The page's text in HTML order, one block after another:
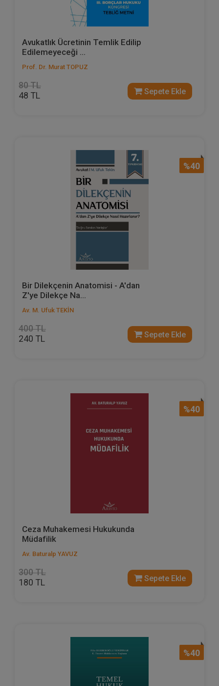
Avukatlık Ücretinin Temlik Edilip
Edilemeyeceği ...
Prof. Dr. Murat TOPUZ
80 TL
48 TL Sepete Ekle
%40
Bir Dilekçenin Anatomisi - A'dan
Z'ye Dilekçe Na...
Av. M. Ufuk TEKİN
400 TL
240 TL Sepete Ekle
%40
Ceza Muhakemesi Hukukunda
Müdafilik
Av. Baturalp YAVUZ
300 TL
180 TL Sepete Ekle
%40